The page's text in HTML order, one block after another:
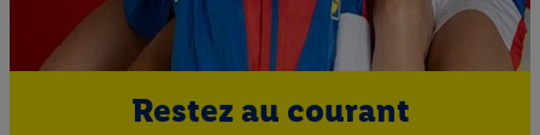
Restez au courant